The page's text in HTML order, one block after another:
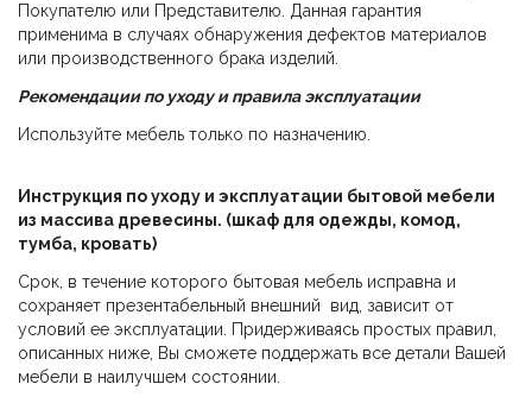
Покупателю или Представителю. Данная гарантия
применима в случаях обнаружения дефектов материалов
или производственного брака изделий.
Рекомендации по уходу и правила эксплуатации
Используйте мебель только по назначению.
Инструкция по уходу и эксплуатации бытовой мебели
из массива древесины. (шкаф для одежды, комод,
тумба, кровать)
Срок, в течение которого бытовая мебель исправна и
сохраняет презентабельный внешний вид, зависит от
условий ее эксплуатации. Придерживаясь простых правил,
описанных ниже, Вы сможете поддержать все детали Вашей
мебели в наилучшем состоянии.